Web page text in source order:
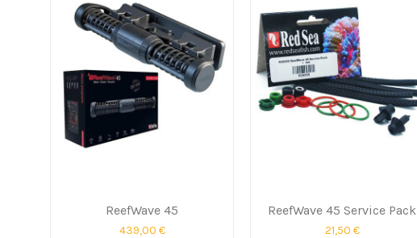
ReefWave 45
439,00 €
ReefWave 45 Service Pack
21,50 €